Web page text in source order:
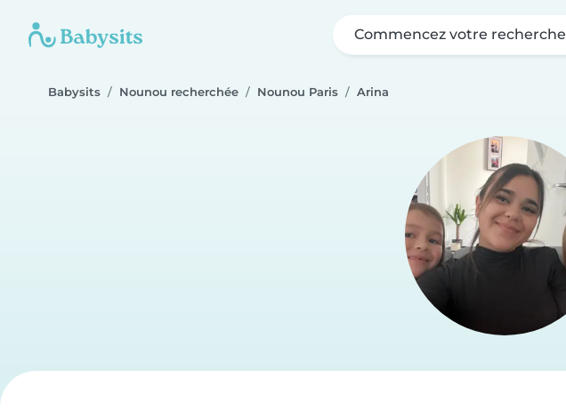
Commencez votre recherche
Babysits Nounou recherchée Nounou Paris Arina